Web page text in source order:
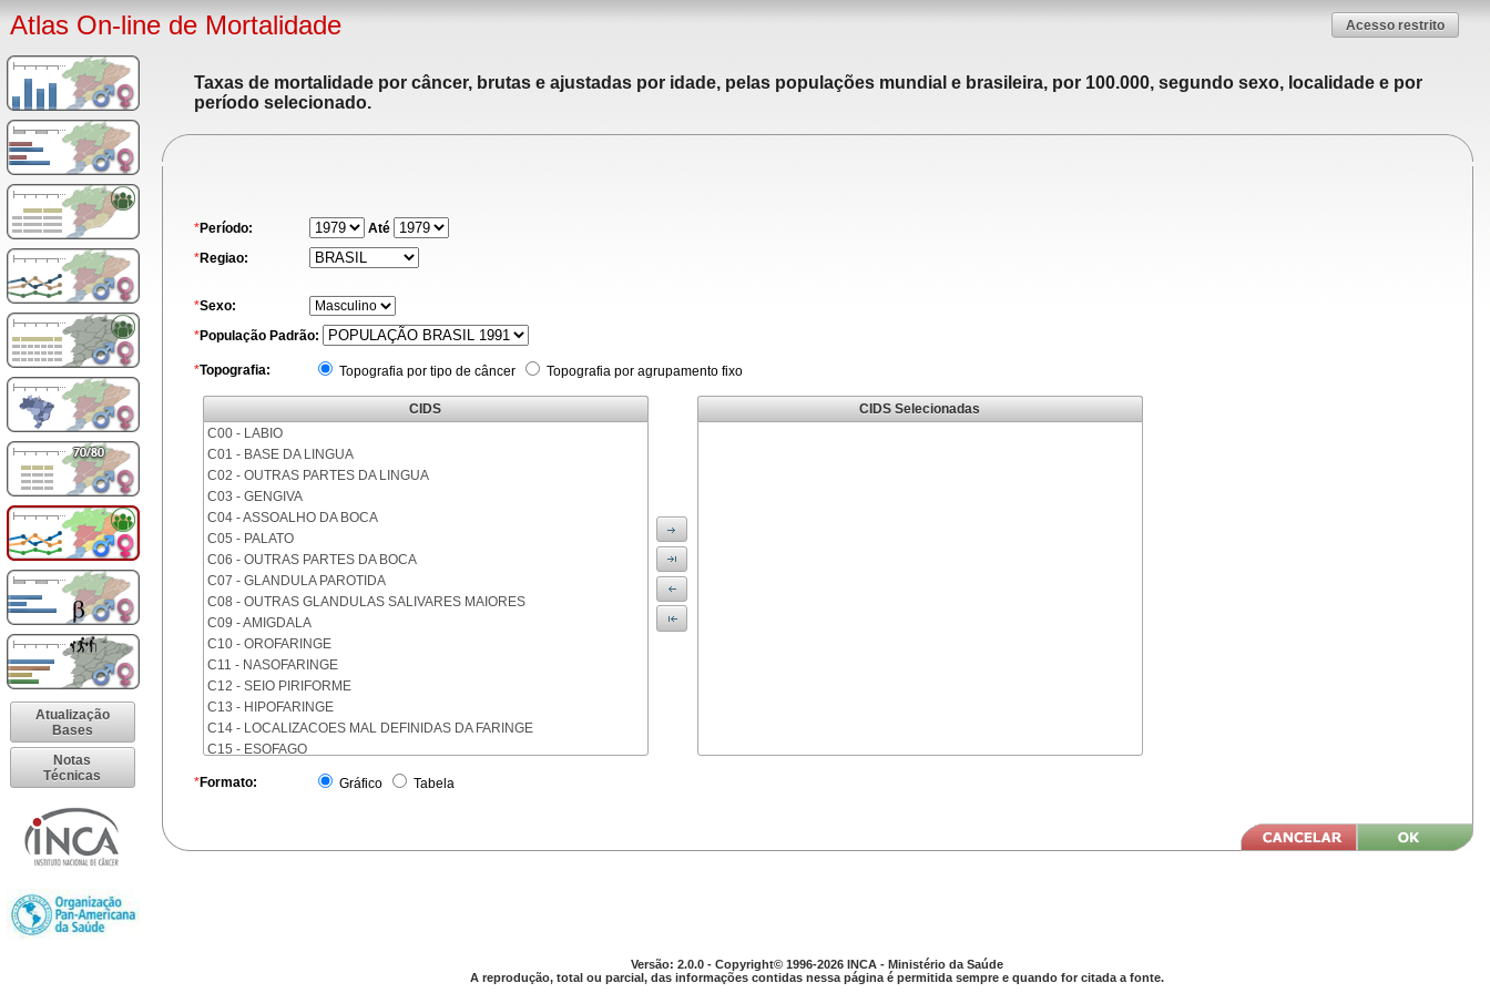
Atlas On-line de Mortalidade Acesso restrito
Atualização
Bases
Notas
Técnicas
Taxas de mortalidade por câncer, brutas e ajustadas por idade, pelas populações mundial e brasileira, por 100.000, segundo sexo, localidade e por
período selecionado.
*Período:
Até
*Regiao:
*Sexo:
*População Padrão:
*Topografia: Topografia por tipo de câncer Topografia por agrupamento fixo
CIDS
C00 - LABIO
C01 - BASE DA LINGUA
C02 - OUTRAS PARTES DA LINGUA
C03 - GENGIVA
C04 - ASSOALHO DA BOCA
C05 - PALATO
C06 - OUTRAS PARTES DA BOCA
C07 - GLANDULA PAROTIDA
C08 - OUTRAS GLANDULAS SALIVARES MAIORES
C09 - AMIGDALA
C10 - OROFARINGE
C11 - NASOFARINGE
C12 - SEIO PIRIFORME
C13 - HIPOFARINGE
C14 - LOCALIZACOES MAL DEFINIDAS DA FARINGE
C15 - ESOFAGO
C17 - INTESTINO DELGADO
C20 - RETO
C26 - LOCALIZACOES MAL DEFINIDAS NO APARELHO DIGESTIVO
CIDS Selecionadas
*Formato: Gráfico Tabela
Versão: 2.0.0 - Copyright© 1996-2026 INCA - Ministério da Saúde
A reprodução, total ou parcial, das informações contidas nessa página é permitida sempre e quando for citada a fonte.